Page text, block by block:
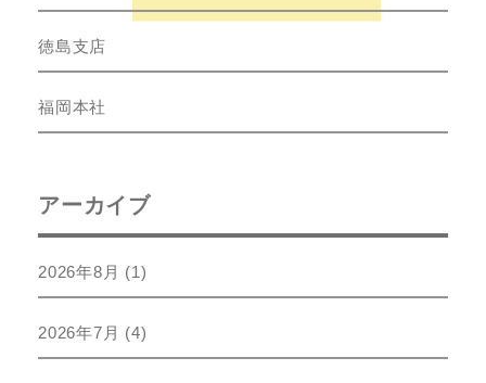
徳島支店
福岡本社
アーカイブ
2026年8月 (1)
2026年7月 (4)